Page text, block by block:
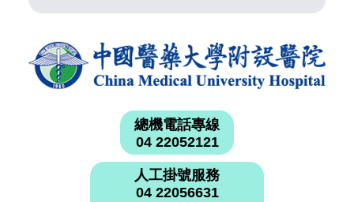
總機電話專線
04 22052121
人工掛號服務
04 22056631